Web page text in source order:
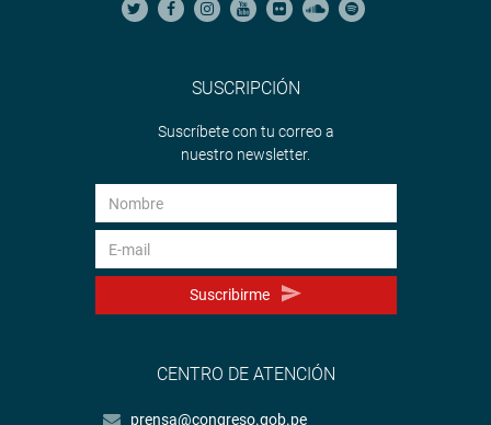
SUSCRIPCIÓN
Suscríbete con tu correo a
nuestro newsletter.
Suscribirme
CENTRO DE ATENCIÓN
prensa@congreso.gob.pe